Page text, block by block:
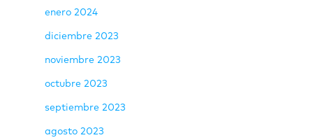
enero 2024
diciembre 2023
noviembre 2023
octubre 2023
septiembre 2023
agosto 2023